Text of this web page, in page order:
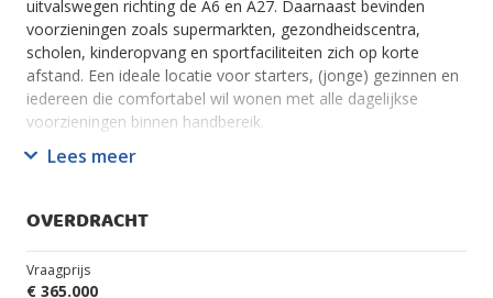
uitvalswegen richting de A6 en A27. Daarnaast bevinden
voorzieningen zoals supermarkten, gezondheidscentra,
scholen, kinderopvang en sportfaciliteiten zich op korte
afstand. Een ideale locatie voor starters, (jonge) gezinnen en
iedereen die comfortabel wil wonen met alle dagelijkse
voorzieningen binnen handbereik.
Hoogtepunten van deze woning in een oogopslag
- Centrale ligging
raampartijen
- Vernieuwde open keuken met inbouwapparatuur
Lees meer
OVERDRACHT
Vraagprijs
€ 365.000